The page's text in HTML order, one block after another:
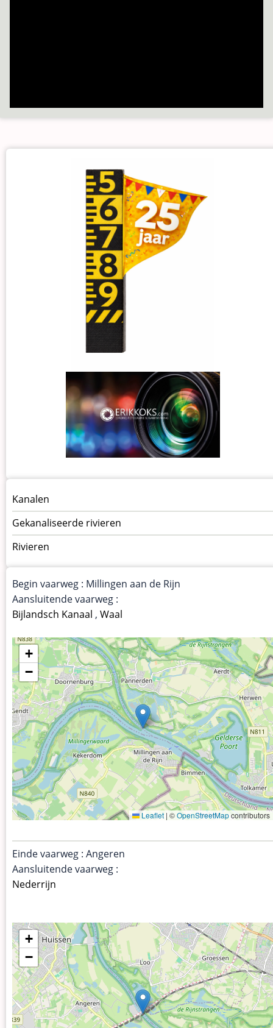
Menu
vaarwegen
Kanalen
Gekanaliseerde rivieren
Rivieren
Begin vaarweg : Millingen aan de Rijn
Aansluitende vaarweg :
Bijlandsch Kanaal , Waal
+
−
Leaflet | ©OpenStreetMapcontributors
Einde vaarweg : Angeren
Aansluitende vaarweg :
Nederrijn
+
−